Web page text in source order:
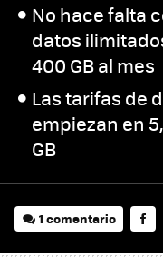
No hace falta
datos
400 GB al mes
Las tarifas de
empiezan en
GB
1 comentario